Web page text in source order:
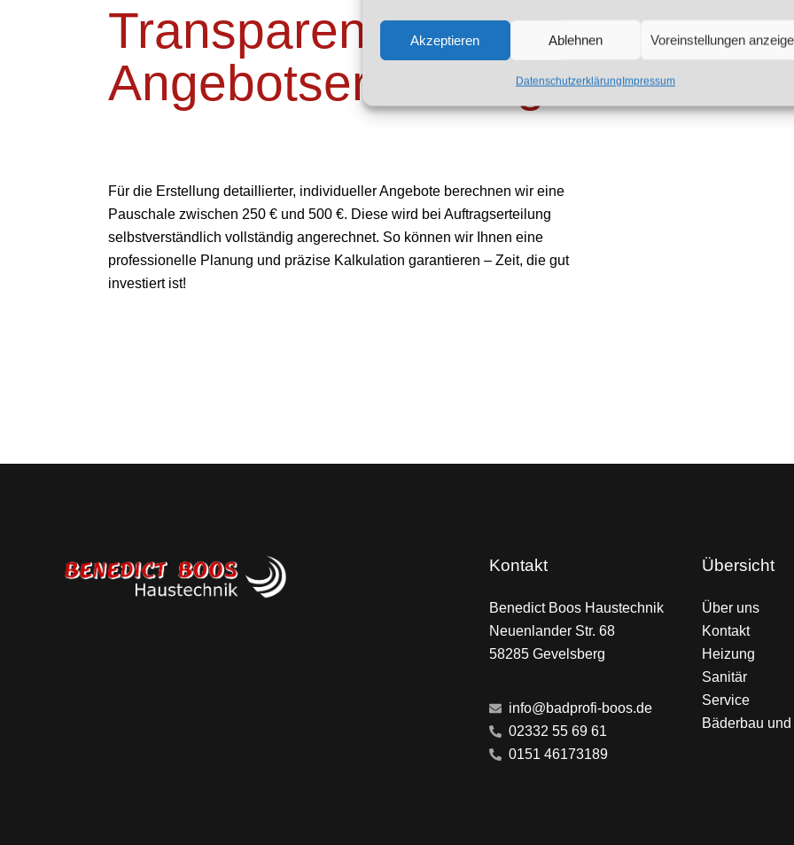
Akzeptieren Ablehnen Voreinstellungen
DatenschutzerklärungImpressum
Transparenz bei der
Angebotserstellung
Für die Erstellung detaillierter, individueller Angebote berechnen wir eine
Pauschale zwischen 250 € und 500 €. Diese wird bei Auftragserteilung
selbstverständlich vollständig angerechnet. So können wir Ihnen eine
professionelle Planung und präzise Kalkulation garantieren – Zeit, die gut
investiert ist!
Kontakt
Benedict Boos Haustechnik
Neuenlander Str. 68
58285 Gevelsberg
info@badprofi-boos.de
02332 55 69 61
0151 46173189
Übersicht
Über uns
Kontakt
Heizung
Sanitär
Service
Bäderbau